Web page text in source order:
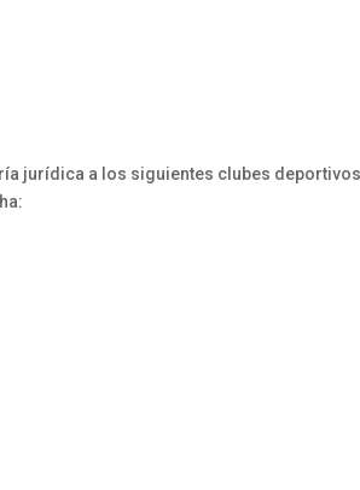
jurídica a los siguientes clubes